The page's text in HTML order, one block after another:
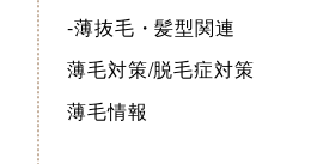
-薄抜毛・髪型関連
薄毛対策/脱毛症対策
薄毛情報